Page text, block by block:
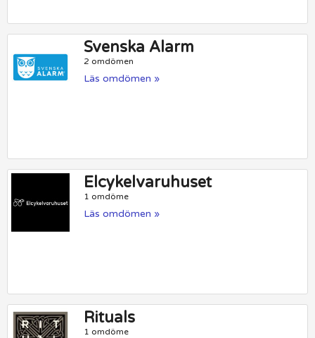
Svenska Alarm
2 omdömen
Läs omdömen »
Elcykelvaruhuset
1 omdöme
Läs omdömen »
Rituals
1 omdöme